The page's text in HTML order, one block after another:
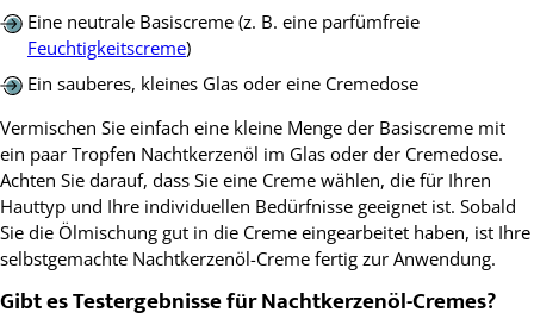
Eine neutrale Basiscreme (z. B. eine parfümfreie
Feuchtigkeitscreme)
Ein sauberes, kleines Glas oder eine Cremedose
Vermischen Sie einfach eine kleine Menge der Basiscreme mit
ein paar Tropfen Nachtkerzenöl im Glas oder der Cremedose.
Achten Sie darauf, dass Sie eine Creme wählen, die für Ihren
Hauttyp und Ihre individuellen Bedürfnisse geeignet ist. Sobald
Sie die Ölmischung gut in die Creme eingearbeitet haben, ist Ihre
selbstgemachte Nachtkerzenöl-Creme fertig zur Anwendung.
Gibt es Testergebnisse für Nachtkerzenöl-Cremes?